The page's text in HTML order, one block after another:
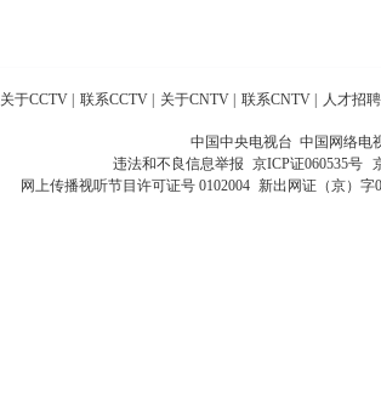
关于CCTV 联系CCTV 关于CNTV 联系CNTV 人才招聘
中国中央电视台 中国网络电
违法和不良信息举报 京ICP证060535号
网上传播视听节目许可证号 0102004 新出网证（京）